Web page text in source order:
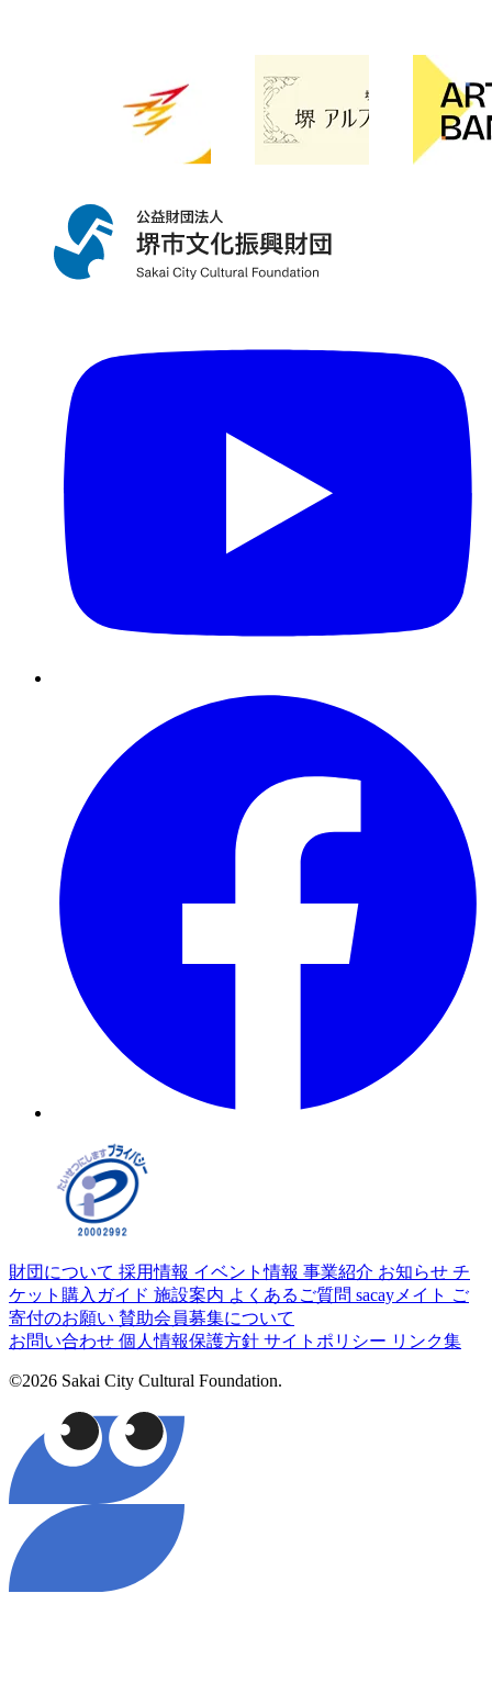
財団について 採用情報 イベント情報 事業紹介 お知らせ チ
ケット購入ガイド 施設案内 よくあるご質問 sacayメイト ご
寄付のお願い 賛助会員募集について
お問い合わせ 個人情報保護方針 サイトポリシー リンク集
©2026 Sakai City Cultural Foundation.